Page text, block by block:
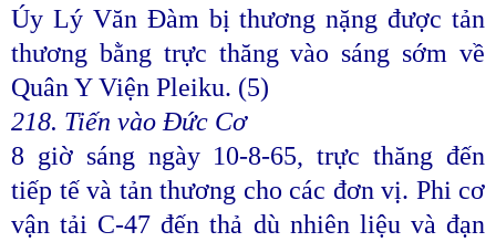
Úy Lý Văn Đàm bị thương nặng được tản
thương bằng trực thăng vào sáng sớm về
Quân Y Viện Pleiku. (5)
218. Tiến vào Đức Cơ
8 giờ sáng ngày 10-8-65, trực thăng đến
tiếp tế và tản thương cho các đơn vị. Phi cơ
vận tải C-47 đến thả dù nhiên liệu và đạn